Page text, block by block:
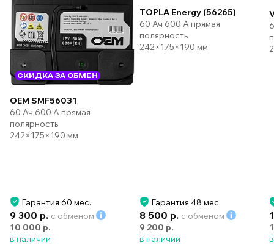
СКИДКА ЗА ОБМЕН
OEM SMF56031
60 Ач 600 А прямая
полярность
242×175×190 мм
Гарантия 60 мес.
9 300 р. с обменом
10 000 р.
в наличии
TOPLA Energy (56265)
60 Ач 600 А прямая
полярность
242×175×190 мм
Гарантия 48 мес.
8 500 р. с обменом
9 200 р.
в наличии